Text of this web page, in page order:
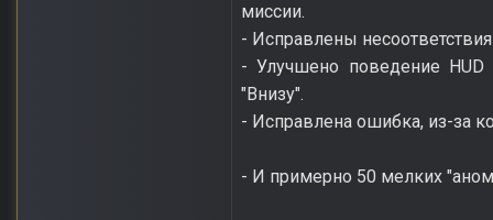
миссии.
- Исправлены
- Улучшено поведение HUD
"Внизу".
- Исправлена ошибка, из-за
- И примерно 50 мелких